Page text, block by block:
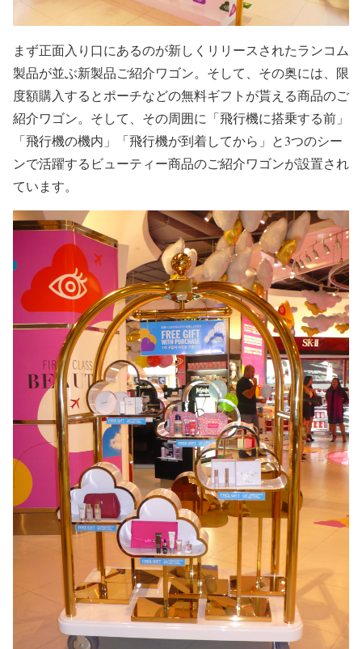
まず正面入り口にあるのが新しくリリースされたランコム
製品が並ぶ新製品ご紹介ワゴン。そして、その奥には、限
度額購入するとポーチなどの無料ギフトが貰える商品のご
紹介ワゴン。そして、その周囲に「飛行機に搭乗する前」
「飛行機の機内」「飛行機が到着してから」と3つのシー
ンで活躍するビューティー商品のご紹介ワゴンが設置され
ています。